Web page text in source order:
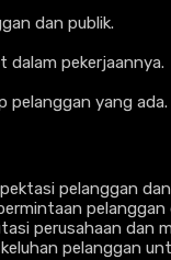
dan publik.
dalam pekerjaannya.
pelanggan yang ada.
pelanggan
perusahaan dan
pelanggan